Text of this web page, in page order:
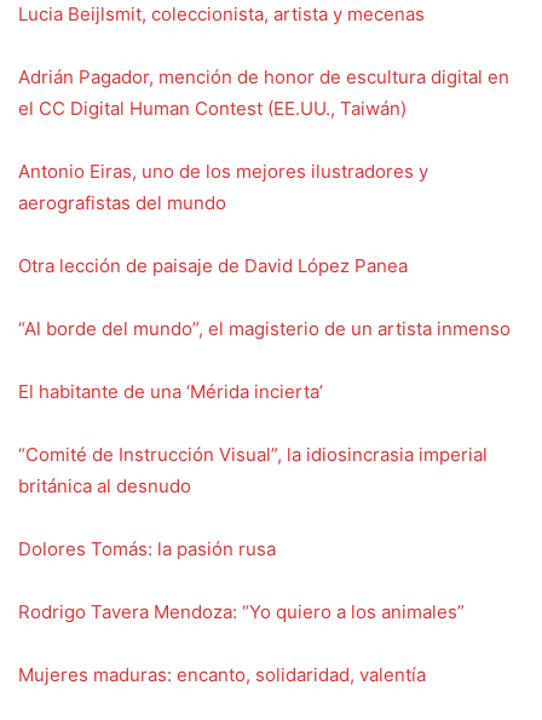
Lucia Beijlsmit, coleccionista, artista y mecenas
Adrián Pagador, mención de honor de escultura digital en
el CC Digital Human Contest (EE.UU., Taiwán)
Antonio Eiras, uno de los mejores ilustradores y
aerografistas del mundo
Otra lección de paisaje de David López Panea
“Al borde del mundo”, el magisterio de un artista inmenso
El habitante de una ‘Mérida incierta’
“Comité de Instrucción Visual”, la idiosincrasia imperial
británica al desnudo
Dolores Tomás: la pasión rusa
Rodrigo Tavera Mendoza: “Yo quiero a los animales”
Mujeres maduras: encanto, solidaridad, valentía